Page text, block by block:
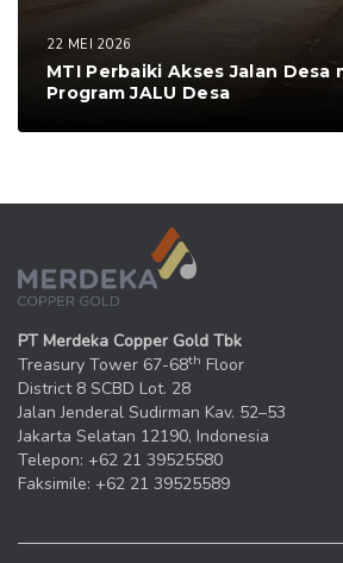
22 MEI 2026
MTI Perbaiki Akses Jalan Desa
Program JALU Desa
PT Merdeka Copper Gold Tbk
Treasury Tower 67-68th Floor
District 8 SCBD Lot. 28
Jalan Jenderal Sudirman Kav. 52–53
Jakarta Selatan 12190, Indonesia
Telepon: +62 21 39525580
Faksimile: +62 21 39525589